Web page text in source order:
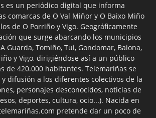
es un periódico digital que informa
comarcas de O Val Miñor y O Baixo Miño
de O Porriño y Vigo. Geográficamente
que surge abarcando los municipios
Guarda, Tomiño, Tui, Gondomar, Baiona,
y Vigo, dirigiéndose así a un público
de 420.000 habitantes. Telemariñas se
difusión a los diferentes colectivos de la
personajes desconocidos, noticias de
deportes, cultura, ocio...). Nacida en
pretende dar un poco de